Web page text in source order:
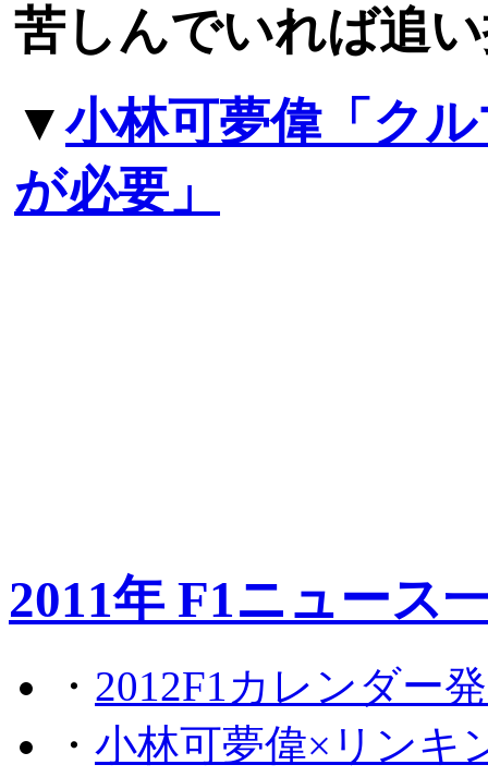
苦しんでいれば追
▼小林可夢偉「ク
が必要」
2011年 F1ニュース
・ 2012F1カレンダー
・ 小林可夢偉×リンキ